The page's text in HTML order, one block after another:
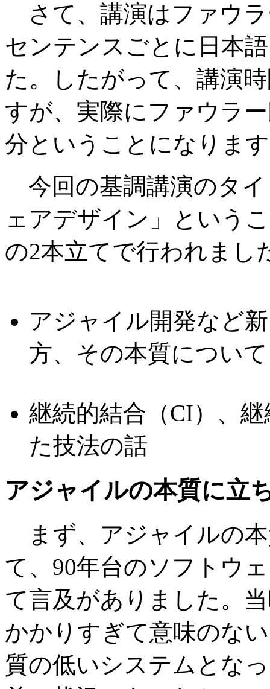
さて、講演はファウ
センテンスごとに日本
た。したがって、講演
すが、実際にファウラ
分ということになりま
今回の基調講演のタ
ェアデザイン」という
の2本立てで行われまし
アジャイル開発など
方、その本質について
継続的結合（CI）、
た技法の話
アジャイルの本質に立
まず、アジャイルの
て、90年台のソフトウ
て言及がありました。
かかりすぎて意味のな
質の低いシステムとな